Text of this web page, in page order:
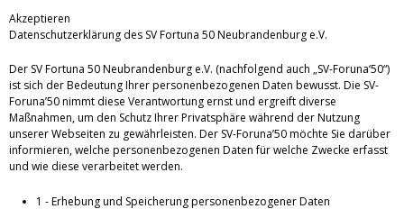
Akzeptieren
Datenschutzerklärung des SV Fortuna 50 Neubrandenburg e.V.
Der SV Fortuna 50 Neubrandenburg e.V. (nachfolgend auch „SV-Foruna‘50“)
ist sich der Bedeutung Ihrer personenbezogenen Daten bewusst. Die SV-
Foruna’50 nimmt diese Verantwortung ernst und ergreift diverse
Maßnahmen, um den Schutz Ihrer Privatsphäre während der Nutzung
unserer Webseiten zu gewährleisten. Der SV-Foruna’50 möchte Sie darüber
informieren, welche personenbezogenen Daten für welche Zwecke erfasst
und wie diese verarbeitet werden.
1 - Erhebung und Speicherung personenbezogener Daten